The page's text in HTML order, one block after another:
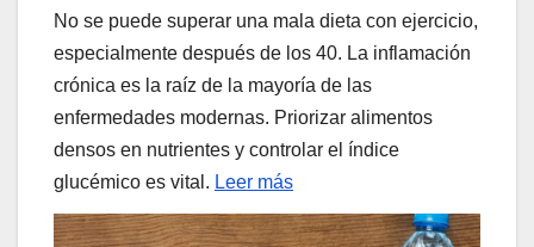
No se puede superar una mala dieta con ejercicio,
especialmente después de los 40. La inflamación
crónica es la raíz de la mayoría de las
enfermedades modernas. Priorizar alimentos
densos en nutrientes y controlar el índice
glucémico es vital. Leer más